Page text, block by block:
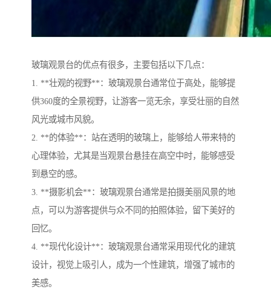
玻璃观景台的优点有很多，主要包括以下几点：
1. **壮观的视野**：玻璃观景台通常位于高处，能够提
供360度的全景视野，让游客一览无余，享受壮丽的自然
风光或城市风貌。
2. **的体验**：站在透明的玻璃上，能够给人带来特的
心理体验，尤其是当观景台悬挂在高空中时，能够感受
到悬空的感。
3. **摄影机会**：玻璃观景台通常是拍摄美丽风景的地
点，可以为游客提供与众不同的拍照体验，留下美好的
回忆。
4. **现代化设计**：玻璃观景台通常采用现代化的建筑
设计，视觉上吸引人，成为一个性建筑，增强了城市的
美感。